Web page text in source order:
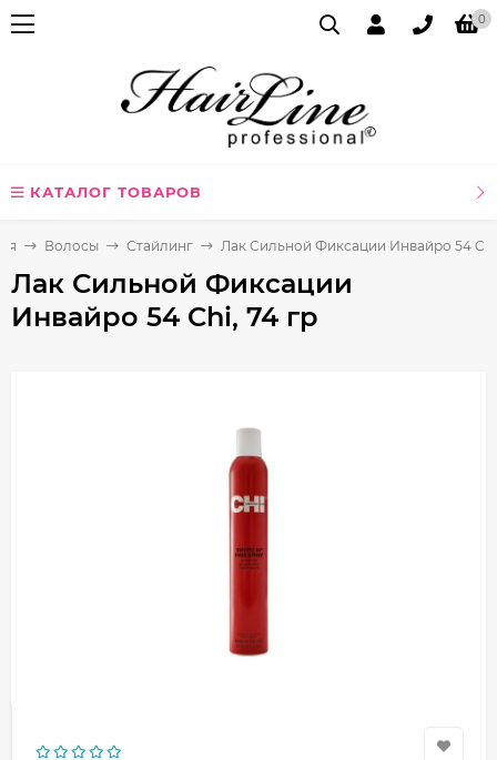
0
КАТАЛОГ ТОВАРОВ
Волосы Стайлинг Лак Сильной Фиксации Инвайро 54
Лак Сильной Фиксации
Инвайро 54 Chi, 74 гр